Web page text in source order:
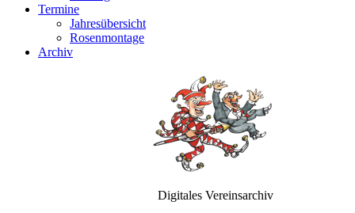
Termine
Jahresübersicht
Rosenmontage
Archiv
Digitales Vereinsarchiv